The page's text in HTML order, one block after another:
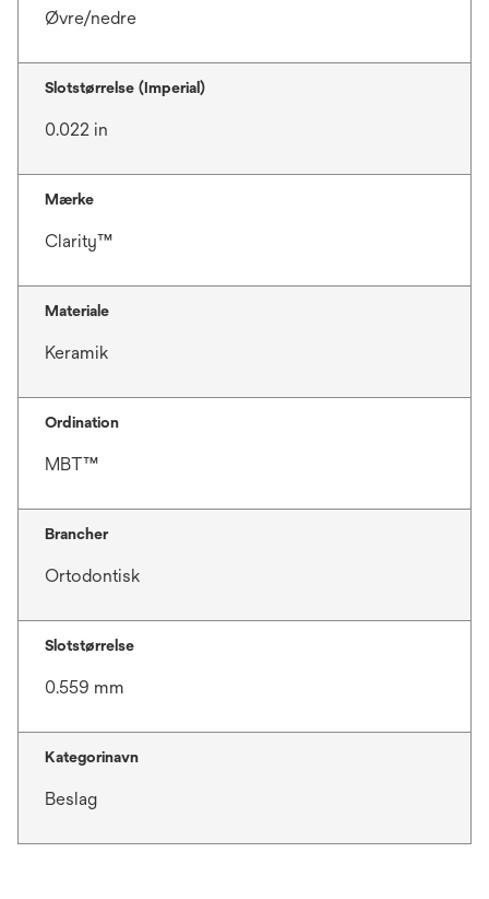
Øvre/nedre
Slotstørrelse (Imperial)
0.022 in
Mærke
Clarity™
Materiale
Keramik
Ordination
MBT™
Brancher
Ortodontisk
Slotstørrelse
0.559 mm
Kategorinavn
Beslag